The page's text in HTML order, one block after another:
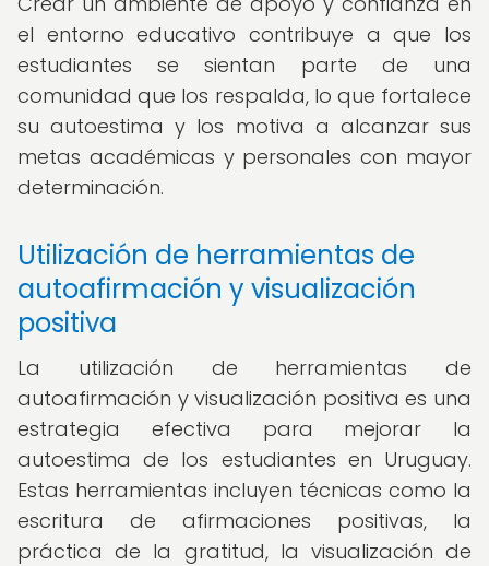
el entorno educativo contribuye a que los
estudiantes se sientan parte de una
comunidad que los respalda, lo que fortalece
su autoestima y los motiva a alcanzar sus
metas académicas y personales con mayor
determinación.
Utilización de herramientas de
autoafirmación y visualización
positiva
La utilización de herramientas de
autoafirmación y visualización positiva es una
estrategia efectiva para mejorar la
autoestima de los estudiantes en Uruguay.
Estas herramientas incluyen técnicas como la
escritura de afirmaciones positivas, la
práctica de la gratitud, la visualización de